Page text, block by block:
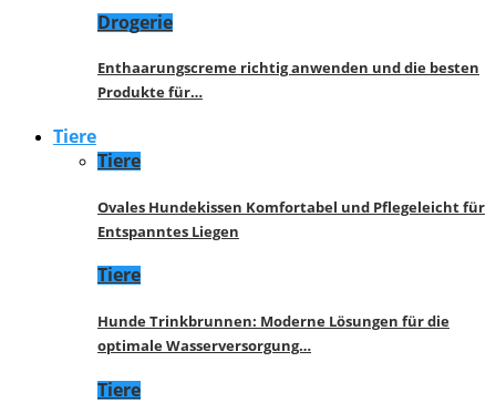
Drogerie
Enthaarungscreme richtig anwenden und die besten
Produkte für…
Tiere
Tiere
Ovales Hundekissen Komfortabel und Pflegeleicht für
Entspanntes Liegen
Tiere
Hunde Trinkbrunnen: Moderne Lösungen für die
optimale Wasserversorgung…
Tiere